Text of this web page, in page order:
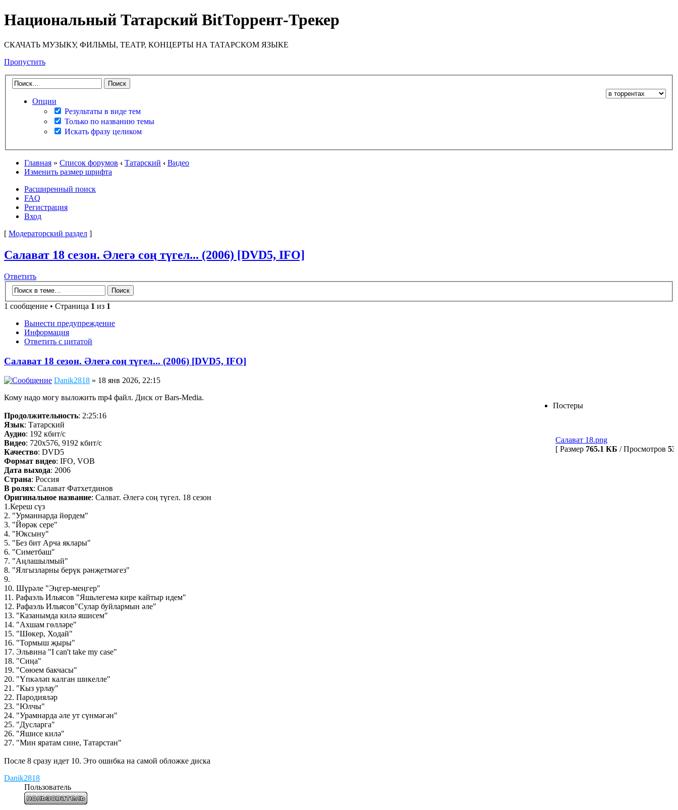
Национальный Татарский BitТоррент-Трекер
СКАЧАТЬ МУЗЫКУ, ФИЛЬМЫ, ТЕАТР, КОНЦЕРТЫ НА ТАТАРСКОМ ЯЗЫКЕ
Пропустить
Опции
Результаты в виде тем
Только по названию темы
Искать фразу целиком
Главная » Список форумов ‹ Татарский ‹ Видео
Изменить размер шрифта
Расширенный поиск
FAQ
Регистрация
Вход
[ Модераторский раздел ]
Салават 18 сезон. Әлегә соң түгел... (2006) [DVD5, IFO]
Ответить
1 сообщение • Страница 1 из 1
Вынести предупреждение
Информация
Ответить с цитатой
Салават 18 сезон. Әлегә соң түгел... (2006) [DVD5, IFO]
Danik2818 » 18 янв 2026, 22:15
Постеры
Салават 18.png
[ Размер 765.1 КБ / Просмотров
Кому надо могу выложить mp4 файл. Диск от Bars-Media.
Продолжительность: 2:25:16
Язык: Татарский
Аудио: 192 кбит/с
Видео: 720x576, 9192 кбит/с
Качество: DVD5
Формат видео: IFO, VOB
Дата выхода: 2006
Страна: Россия
В ролях: Салават Фатхетдинов
Оригинальное название: Салват. Әлегә соң түгел. 18 сезон
1.Кереш сүз
2. "Урманнарда йөрдем"
3. "Йөрәк сере"
4. "Юксыну"
5. "Без бит Арча яклары"
6. "Симетбаш"
7. "Аңлашылмый"
8. "Ялгызларны берүк рәнҗетмәгез"
9.
10. Шүрәле "Эңгер-меңгер"
11. Рафаэль Ильясов "Яшьлегемә кире кайтыр идем"
12. Рафаэль Ильясов"Сулар буйлармын әле"
13. "Казанымда килә яшисем"
14. "Ахшам гөлләре"
15. "Шөкер, Ходай"
16. "Тормыш җыры"
17. Эльвина "I can't take my case"
18. "Сиңа"
19. "Сөюем бакчасы"
20. "Үпкәләп калган шикелле"
21. "Кыз урлау"
22. Пародияләр
23. "Юлчы"
24. "Урамнарда әле ут сүнмәгән"
25. "Дусларга"
26. "Яшисе килә"
27. "Мин яратам сине, Татарстан"
После 8 сразу идет 10. Это ошибка на самой обложке диска
Danik2818
Пользователь